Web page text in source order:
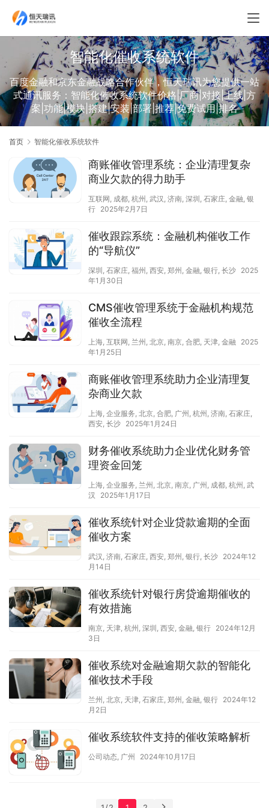
智能化催收系统软件
百度金融和京东金融战略合作伙伴，恒天瑞讯为您提供一站
式通讯服务：智能化催收系统软件价格|厂商|对接|上线|方
案|功能|模块|搭建|安装|部署|推荐|免费试用|排名
首页 智能化催收系统软件
商账催收管理系统：企业清理复杂
商业欠款的得力助手
互联网, 成都, 杭州 , 武汉 , 济南, 深圳 , 石家庄, 金融, 银
行 2025年2月7日
催收跟踪系统：金融机构催收工作
的“导航仪”
深圳 , 石家庄, 福州 , 西安, 郑州 , 金融, 银行, 长沙 2025
年1月30日
CMS催收管理系统于金融机构规范
催收全流程
上海, 互联网, 兰州 , 北京, 南京, 合肥, 天津, 金融
2025
年1月25日
商账催收管理系统助力企业清理复
杂商业欠款
上海, 企业服务, 北京, 合肥, 广州 , 杭州 , 济南, 石家庄,
西安, 长沙 2025年1月24日
财务催收系统助力企业优化财务管
理资金回笼
上海, 企业服务, 兰州 , 北京, 南京, 广州 , 成都, 杭州 , 武
汉
2025年1月17日
催收系统针对企业贷款逾期的全面
催收方案
武汉 , 济南, 石家庄, 西安, 郑州 , 银行, 长沙 2024年12
月14日
催收系统针对银行房贷逾期催收的
有效措施
南京, 天津, 杭州 , 深圳 , 西安, 金融, 银行 2024年12月
3日
催收系统对金融逾期欠款的智能化
催收技术手段
兰州 , 北京, 天津, 石家庄, 郑州 , 金融, 银行 2024年12
月2日
催收系统软件支持的催收策略解析
公司动态, 广州 2024年10月17日